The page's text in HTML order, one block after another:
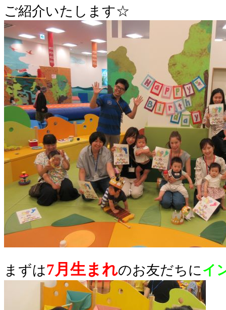
ご紹介いたします☆
まずは7月生まれのお友だちにイ